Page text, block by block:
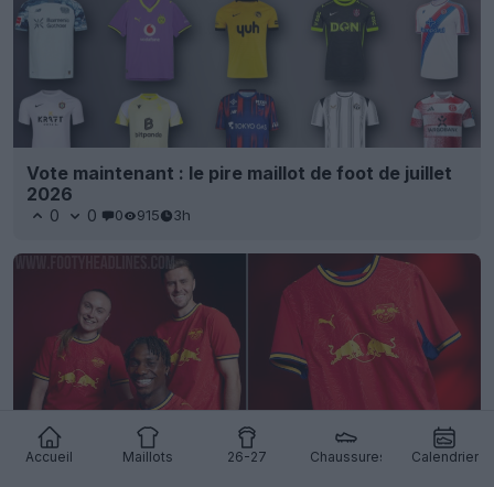
Accueil Maillots 26-27 Chaussures Calendrier
Vote maintenant : le pire maillot de foot de juillet
2026
0 0 0 915 3h